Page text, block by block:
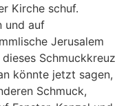
Kirche schuf.
und auf
Jerusalem
Schmuckkreuz
könnte jetzt sagen,
Schmuck,